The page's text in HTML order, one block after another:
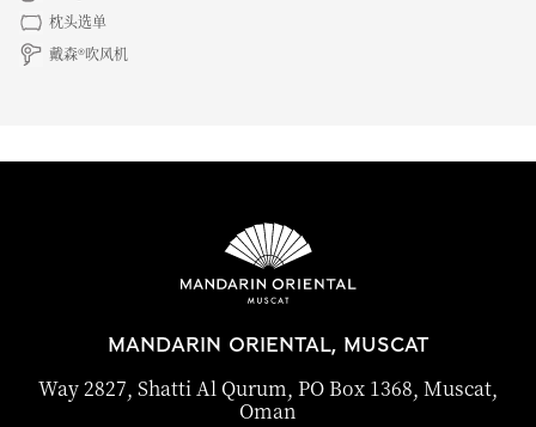
枕头选单
戴森®吹风机
MANDARIN ORIENTAL, MUSCAT
Way 2827, Shatti Al Qurum, PO Box 1368, Muscat,
Oman